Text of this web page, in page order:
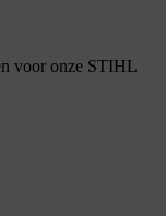
voor onze STIHL